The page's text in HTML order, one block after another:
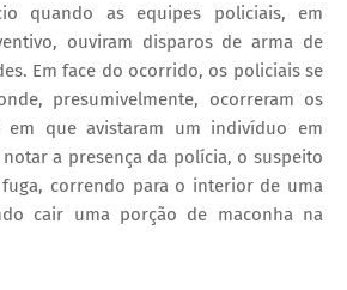
quando as equipes policiais, em
ouviram disparos de arma de
Em face do ocorrido, os policiais se
presumivelmente, ocorreram os
em que avistaram um indivíduo em
a presença da polícia, o suspeito
correndo para o interior de uma
cair uma porção de maconha na